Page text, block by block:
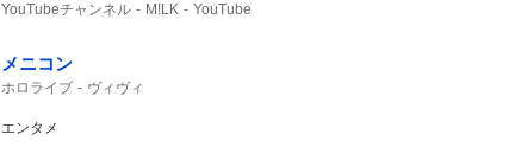
YouTubeチャンネル M!LK YouTube
メニコン
ホロライブ ヴィヴィ
エンタメ